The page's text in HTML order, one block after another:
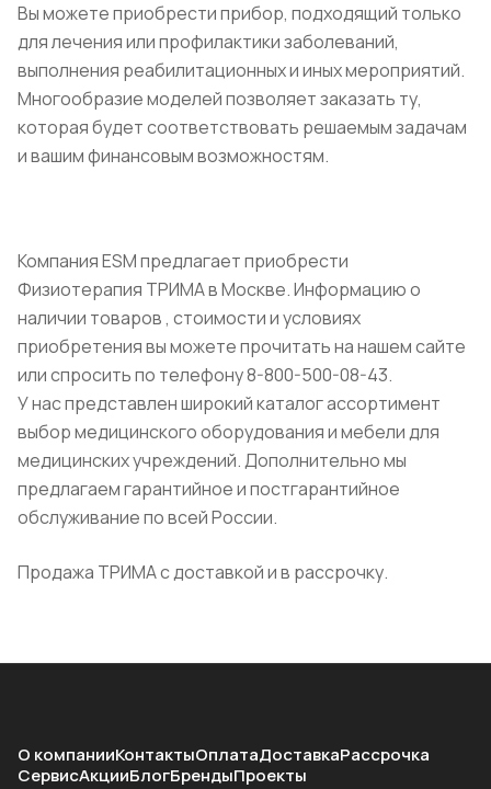
Вы можете приобрести прибор, подходящий только
для лечения или профилактики заболеваний,
выполнения реабилитационных и иных мероприятий.
Многообразие моделей позволяет заказать ту,
которая будет соответствовать решаемым задачам
и вашим финансовым возможностям.
Компания ESM предлагает приобрести
Физиотерапия ТРИМА в Москве. Информацию о
наличии товаров , стоимости и условиях
приобретения вы можете прочитать на нашем сайте
или спросить по телефону 8-800-500-08-43.
У нас представлен широкий каталог ассортимент
выбор медицинского оборудования и мебели для
медицинских учреждений. Дополнительно мы
предлагаем гарантийное и постгарантийное
обслуживание по всей России.
Продажа ТРИМА с доставкой и в рассрочку.
О компанииКонтактыОплатаДоставкаРассрочка
СервисАкцииБлогБрендыПроекты